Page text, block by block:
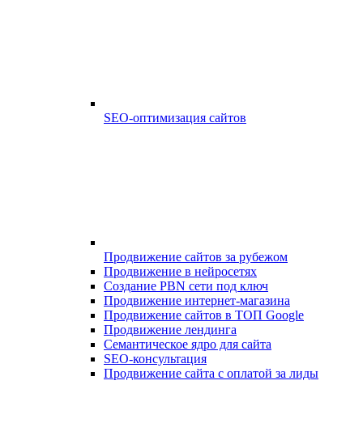
SEO-оптимизация сайтов
Продвижение сайтов за рубежом
Продвижение в нейросетях
Создание PBN сети под ключ
Продвижение интернет-магазина
Продвижение сайтов в ТОП Google
Продвижение лендинга
Семантическое ядро для сайта
SEO-консультация
Продвижение сайта с оплатой за лиды